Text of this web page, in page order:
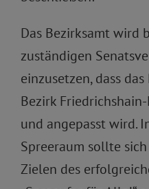
Das Bezirksamt wird
zuständigen
einzusetzen, dass
Bezirk
und angepasst wird.
Spreeraum sollte
Zielen des